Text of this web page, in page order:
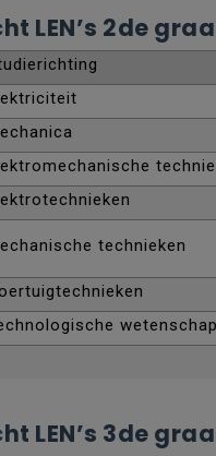
LEN’s 2de
technieken
LEN’s 3de